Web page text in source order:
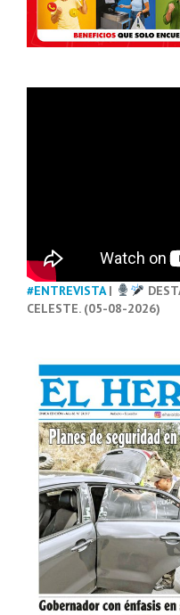
#ENTREVISTA|
CELESTE. (05-08-2026)